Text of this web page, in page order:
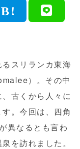
スリランカ東海
）。その中
古くから人々に
。今回は、四角
異なるとも言わ
を訪れました。